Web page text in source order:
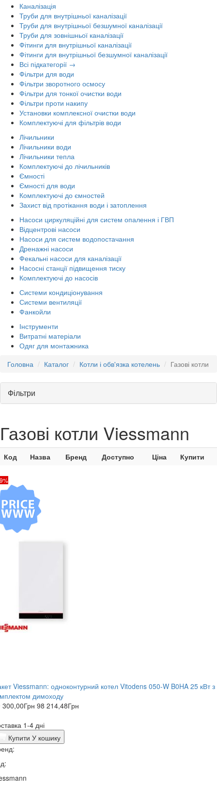
Каналізація
Труби для внутрішньої каналізації
Труби для внутрішньої безшумної каналізації
Труби для зовнішньої каналізації
Фітинги для внутрішньої каналізації
Фітинги для внутрішньої безшумної каналізації
Всі підкатегорії →
Фільтри для води
Фільтри зворотного осмосу
Фільтри для тонкої очистки води
Фільтри проти накипу
Установки комплексної очистки води
Комплектуючі для фільтрів води
Лічильники
Лічильники води
Лічильники тепла
Комплектуючі до лічильників
Ємності
Ємності для води
Комплектуючі до ємностей
Захист від протікання води і затоплення
Насоси циркуляційні для систем опалення і ГВП
Відцентрові насоси
Насоси для систем водопостачання
Дренажні насоси
Фекальні насоси для каналізації
Насосні станції підвищення тиску
Комплектуючі до насосів
Системи кондиціонування
Системи вентиляції
Фанкойли
Інструменти
Витратні матеріали
Одяг для монтажника
Головна
Каталог Котли і обв'язка котелень Газові котли
Фільтри
Газові котли Viessmann
Код Назва Бренд Доступно Ціна Купити
Viessmann: одноконтурний котел Vitodens 050-W B0HA 25 кВт з
димоходу
300,00Грн 98 214,48Грн
1-4 дні
Купити У кошику